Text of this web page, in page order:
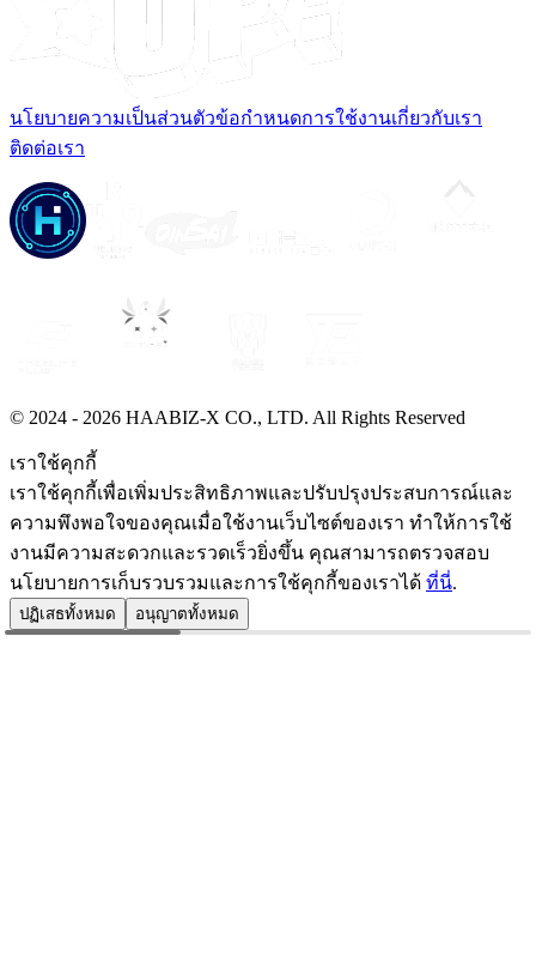
นโยบายความเป็นส่วนตัวข้อกำหนดการใช้งานเกี่ยวกับเรา
ติดต่อเรา
© 2024 - 2026 HAABIZ-X CO., LTD. All Rights Reserved
เราใช้คุกกี้
เราใช้คุกกี้เพื่อเพิ่มประสิทธิภาพและปรับปรุงประสบการณ์และ
ความพึงพอใจของคุณเมื่อใช้งานเว็บไซต์ของเรา ทำให้การใช้
งานมีความสะดวกและรวดเร็วยิ่งขึ้น คุณสามารถตรวจสอบ
นโยบายการเก็บรวบรวมและการใช้คุกกี้ของเราได้ ที่นี่.
ปฏิเสธทั้งหมด อนุญาตทั้งหมด